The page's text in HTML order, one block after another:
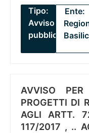
Tipo:
Avviso
pubblico
Ente:
AVVISO
PROGETTI DI
AGLI ARTT.
117/2017 , ..